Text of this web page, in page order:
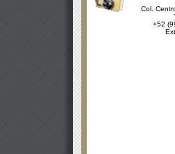
Col.
+52